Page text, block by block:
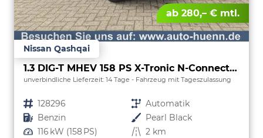
ab 280,– € mtl.
Nissan Qashqai
1.3 DIG-T MHEV 158 PS X-Tronic N-Connecta Teil-Leder PanoGlasdach Klimaautomatik Sitzheizung Lenkradheizung Navi ACC PDC v+h 360°Kamera DAB Bluetooth Touchscreen Apple CarPlay Android Auto 18"LM
unverbindliche Lieferzeit: 14 Tage Fahrzeug mit Tageszulassung
Fahrzeugnr. 128296 Getriebe Automatik
Kraftstoff Benzin Außenfarbe Pearl Black
Leistung 116 kW (158 PS) Kilometerstand 2 km